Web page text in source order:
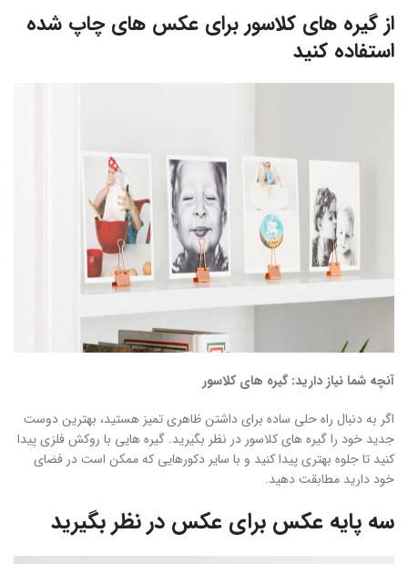
از گیره های کلاسور برای عکس های چاپ شده
استفاده کنید
آنچه شما نیاز دارید: گیره های کلاسور
اگر به دنبال راه حلی ساده برای داشتن ظاهری تمیز هستید، بهترین دوست
جدید خود را گیره های کلاسور در نظر بگیرید. گیره هایی با روکش فلزی پیدا
کنید تا جلوه بهتری پیدا کنید و با سایر دکورهایی که ممکن است در فضای
خود دارید مطابقت دهید.
سه پایه عکس برای عکس در نظر بگیرید